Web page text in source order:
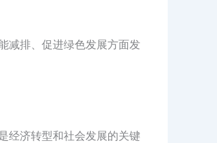
减排、促进绿色发展方面发
经济转型和社会发展的关键